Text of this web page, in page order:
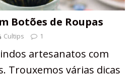
Botões de Roupas
Cultips 1
artesanatos com
Trouxemos várias dicas